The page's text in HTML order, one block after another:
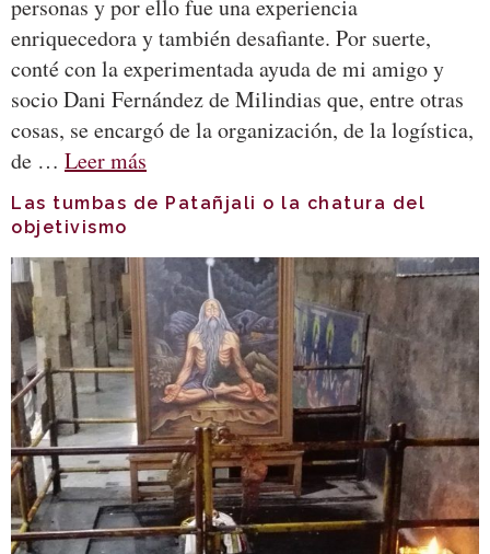
personas y por ello fue una experiencia
enriquecedora y también desafiante. Por suerte,
conté con la experimentada ayuda de mi amigo y
socio Dani Fernández de Milindias que, entre otras
cosas, se encargó de la organización, de la logística,
de … Leer más
Las tumbas de Patañjali o la chatura del
objetivismo